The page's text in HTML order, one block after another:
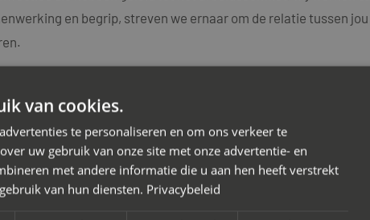
en begrip, streven we ernaar om de relatie tussen
uniek is en daarom bieden we maatwerkoplossingen die
diepgaande kennis van arbeidsrechtelijke kwesties en
met je werkgever. Neem vandaag nog contact op met
we de eerste stap richting een positieve en
van cookies.
te personaliseren en om ons verkeer te
uw gebruik van onze site met onze advertentie- en
met andere informatie die u aan hen heeft verstrekt
van hun diensten. Privacybeleid